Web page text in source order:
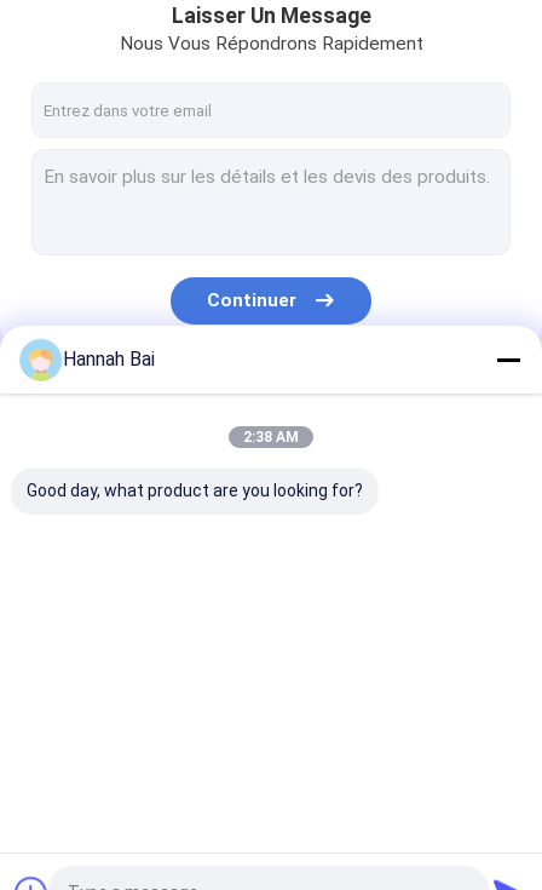
Laisser Un Message
Nous Vous Répondrons Rapidement
Continuer
Nos Catégories
Hannah Bai
2:38 AM
Good day, what product are you looking for?